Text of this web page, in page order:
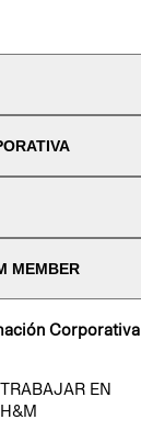
MEMBER
Corporativa
TRABAJAR EN
H&M